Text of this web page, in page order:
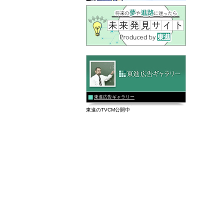
東進広告ギャラリー
東進のTVCM公開中